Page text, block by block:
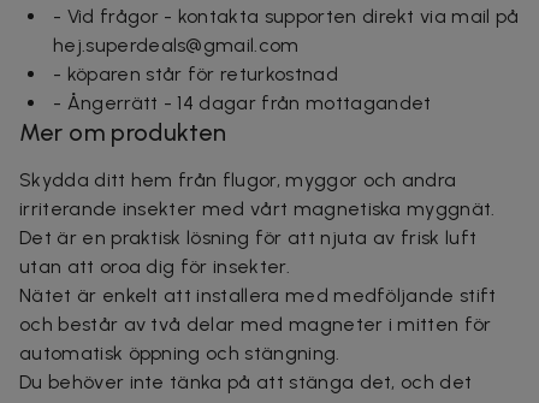
- Vid frågor - kontakta supporten direkt via mail på
hej.superdeals@gmail.com
- köparen står för returkostnad
- Ångerrätt - 14 dagar från mottagandet
Mer om produkten
Skydda ditt hem från flugor, myggor och andra
irriterande insekter med vårt magnetiska myggnät.
Det är en praktisk lösning för att njuta av frisk luft
utan att oroa dig för insekter.
Nätet är enkelt att installera med medföljande stift
och består av två delar med magneter i mitten för
automatisk öppning och stängning.
Du behöver inte tänka på att stänga det, och det